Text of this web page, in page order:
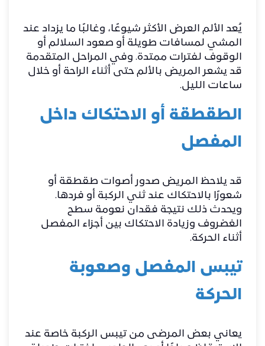
يُعد الألم العرض الأكثر شيوعًا، وغالبًا ما يزداد عند
المشي لمسافات طويلة أو صعود السلالم أو
الوقوف لفترات ممتدة. وفي المراحل المتقدمة
قد يشعر المريض بالألم حتى أثناء الراحة أو خلال
ساعات الليل.
الطقطقة أو الاحتكاك داخل
المفصل
قد يلاحظ المريض صدور أصوات طقطقة أو
شعورًا بالاحتكاك عند ثني الركبة أو فردها.
ويحدث ذلك نتيجة فقدان نعومة سطح
الغضروف وزيادة الاحتكاك بين أجزاء المفصل
أثناء الحركة.
تيبس المفصل وصعوبة
الحركة
يعاني بعض المرضى من تيبس الركبة خاصة عند